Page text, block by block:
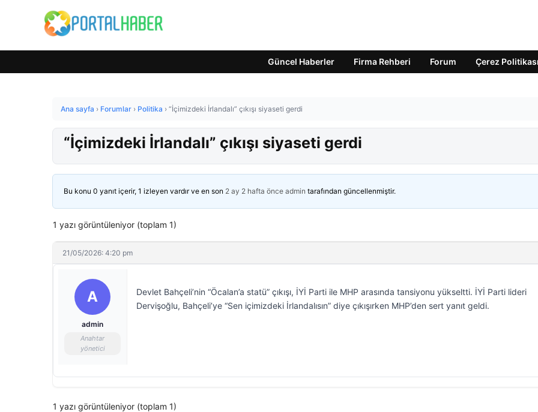
Güncel Haberler Firma Rehberi Forum Çerez Politikası
Ana sayfa › Forumlar › Politika › “İçimizdeki İrlandalı” çıkışı siyaseti gerdi
“İçimizdeki İrlandalı” çıkışı siyaseti gerdi
Bu konu 0 yanıt içerir, 1 izleyen vardır ve en son 2 ay 2 hafta önce admin tarafından güncellenmiştir.
1 yazı görüntüleniyor (toplam 1)
21/05/2026: 4:20 pm
A
admin
Anahtar
yönetici
Devlet Bahçeli’nin “Öcalan’a statü” çıkışı, İYİ Parti ile MHP arasında tansiyonu yükseltti. İYİ Parti lideri
Dervişoğlu, Bahçeli’ye “Sen içimizdeki İrlandalısın” diye çıkışırken MHP’den sert yanıt geldi.
1 yazı görüntüleniyor (toplam 1)